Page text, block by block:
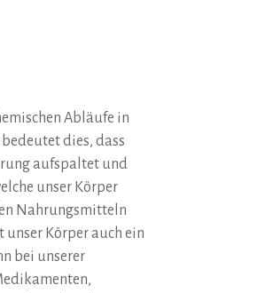
Abläufe in
dies, dass
aufspaltet und
unser Körper
Nahrungsmitteln
unser Körper auch ein
bei unserer